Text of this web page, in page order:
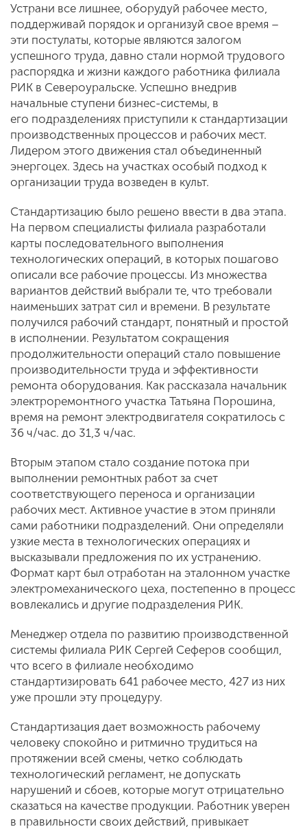
Устрани все лишнее, оборудуй рабочее место,
поддерживай порядок и организуй свое время –
эти постулаты, которые являются залогом
успешного труда, давно стали нормой трудового
распорядка и жизни каждого работника филиала
РИК в Североуральске. Успешно внедрив
начальные ступени бизнес-системы, в
его подразделениях приступили к стандартизации
производственных процессов и рабочих мест.
Лидером этого движения стал объединенный
энергоцех. Здесь на участках особый подход к
организации труда возведен в культ.
Стандартизацию было решено ввести в два этапа.
На первом специалисты филиала разработали
карты последовательного выполнения
технологических операций, в которых пошагово
описали все рабочие процессы. Из множества
вариантов действий выбрали те, что требовали
наименьших затрат сил и времени. В результате
получился рабочий стандарт, понятный и простой
в исполнении. Результатом сокращения
продолжительности операций стало повышение
производительности труда и эффективности
ремонта оборудования. Как рассказала начальник
электроремонтного участка Татьяна Порошина,
время на ремонт электродвигателя сократилось с
36 ч/час. до 31,3 ч/час.
Вторым этапом стало создание потока при
выполнении ремонтных работ за счет
соответствующего переноса и организации
рабочих мест. Активное участие в этом приняли
сами работники подразделений. Они определяли
узкие места в технологических операциях и
высказывали предложения по их устранению.
Формат карт был отработан на эталонном участке
электромеханического цеха, постепенно в процесс
вовлекались и другие подразделения РИК.
Менеджер отдела по развитию производственной
системы филиала РИК Сергей Сеферов сообщил,
что всего в филиале необходимо
стандартизировать 641 рабочее место, 427 из них
уже прошли эту процедуру.
Стандартизация дает возможность рабочему
человеку спокойно и ритмично трудиться на
протяжении всей смены, четко соблюдать
технологический регламент, не допускать
нарушений и сбоев, которые могут отрицательно
сказаться на качестве продукции. Работник уверен
в правильности своих действий, привыкает